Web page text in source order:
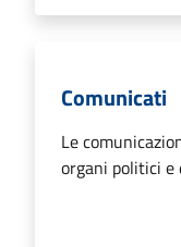
Comunicati
Le
organi politici e